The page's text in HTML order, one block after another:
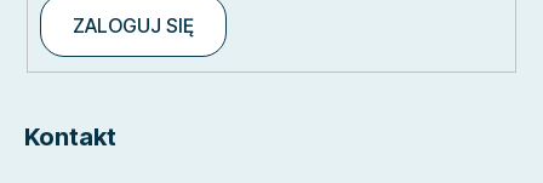
ZALOGUJ SIĘ
Kontakt